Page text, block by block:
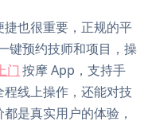
也很重要，正规的平
键预约技师和项目，操
门 按摩 App，支持手
线上操作，还能对技
是真实用户的体验，